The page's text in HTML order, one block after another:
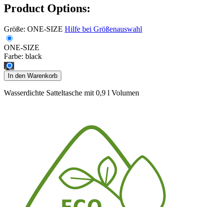
Product Options:
Größe: ONE-SIZE Hilfe bei Größenauswahl
ONE-SIZE
Farbe: black
In den Warenkorb
Wasserdichte Satteltasche mit 0,9 l Volumen